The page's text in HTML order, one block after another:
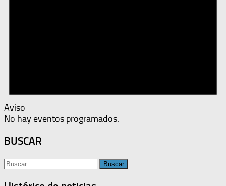
Aviso
No hay eventos programados.
BUSCAR
Buscar: